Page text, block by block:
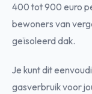
400 tot 900 euro
bewoners van
geïsoleerd dak.
Je kunt dit
gasverbruik voor